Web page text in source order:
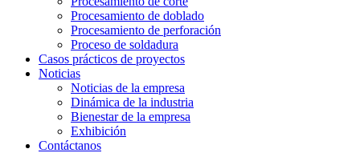
Procesamiento de doblado
Procesamiento de perforación
Proceso de soldadura
Casos prácticos de proyectos
Noticias
Noticias de la empresa
Dinámica de la industria
Bienestar de la empresa
Exhibición
Contáctanos